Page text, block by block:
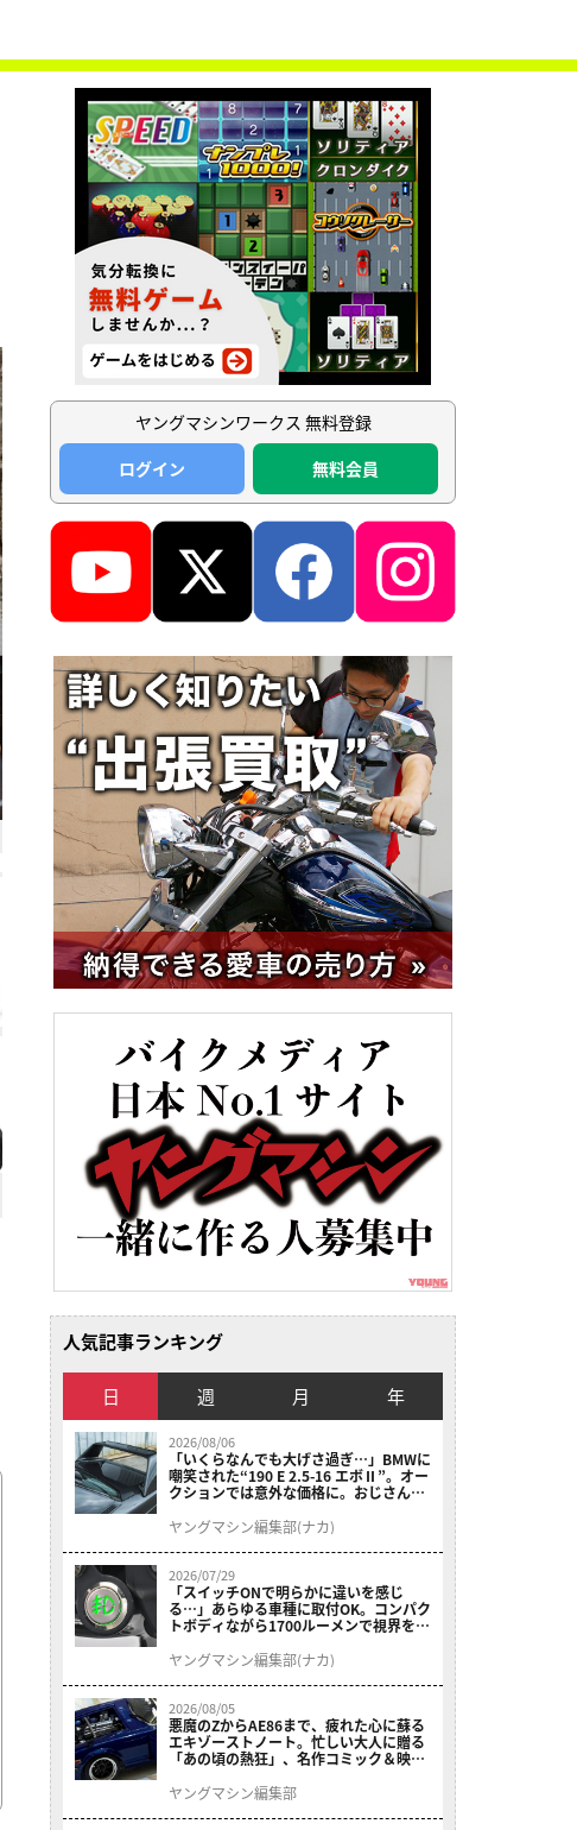
ヤングマシンワークス 無料登録
ログイン
無料会員
人気記事ランキング
日 週 月 年
2026/08/06
「いくらなんでも大げさ過ぎ…」BMWに
嘲笑された“190 E 2.5-16 エボⅡ”。オー
クションでは意外な価格に。おじさん達
ヤングマシン編集部(ナカ)
2026/07/29
「スイッチONで明らかに違いを感じ
る…」あらゆる車種に取付OK。コンパク
トボディながら1700ルーメンで視界を確
ニット プレシャスレイ スモール］
ヤングマシン編集部(ナカ)
2026/08/05
悪魔のZからAE86まで、疲れた心に蘇る
エキゾーストノート。忙しい大人に贈る
「あの頃の熱狂」、名作コミック＆映画
結！
ヤングマシン編集部